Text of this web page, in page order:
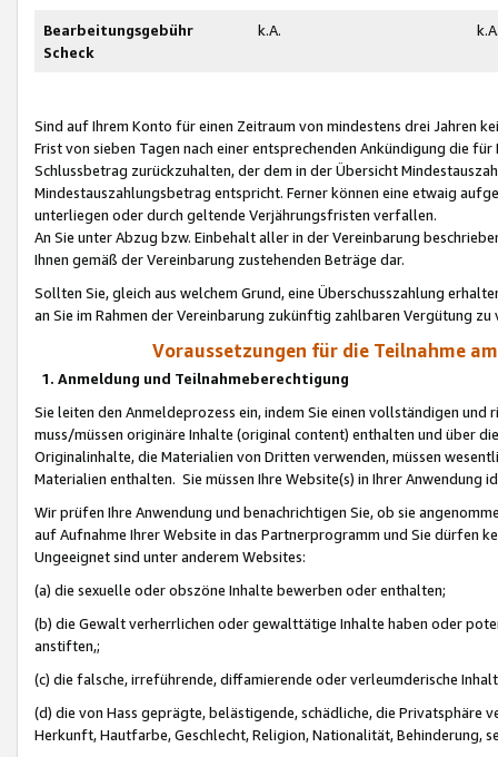
Bearbeitungsgebühr
Scheck
k.A.
Sind auf Ihrem Konto für einen Zeitraum von mindestens drei Jahren
Frist von sieben Tagen nach einer entsprechenden Ankündigung die
Schlussbetrag zurückzuhalten, der dem in der Übersicht
Mindestauszahlungsbetrag entspricht. Ferner können eine etwaig
unterliegen oder durch geltende Verjährungsfristen verfallen.
An Sie unter Abzug bzw. Einbehalt aller in der Vereinbarung
Ihnen gemäß der Vereinbarung zustehenden Beträge dar.
Sollten Sie, gleich aus welchem Grund, eine Überschusszahlung
an Sie im Rahmen der Vereinbarung zukünftig zahlbaren Vergütung zu
Voraussetzungen für die Teilnahme
1. Anmeldung und Teilnahmeberechtigung
Sie leiten den Anmeldeprozess ein, indem Sie einen vollständigen
muss/müssen originäre Inhalte (original content) enthalten und über
Originalinhalte, die Materialien von Dritten verwenden, müssen
Materialien enthalten. Sie müssen Ihre Website(s) in Ihrer Anwendung
Wir prüfen Ihre Anwendung und benachrichtigen Sie, ob sie
auf Aufnahme Ihrer Website in das Partnerprogramm und Sie dürfen
Ungeeignet sind unter anderem Websites:
(a) die sexuelle oder obszöne Inhalte bewerben oder enthalten;
(b) die Gewalt verherrlichen oder gewalttätige Inhalte haben oder
anstiften,;
(c) die falsche, irreführende, diffamierende oder verleumderische
(d) die von Hass geprägte, belästigende, schädliche, die Privatsphäre
Herkunft, Hautfarbe, Geschlecht, Religion, Nationalität, Behinderung,